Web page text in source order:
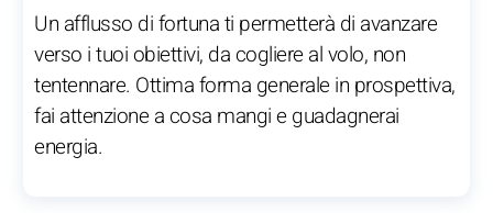
Un afflusso di fortuna ti permetterà di avanzare
verso i tuoi obiettivi, da cogliere al volo, non
tentennare. Ottima forma generale in prospettiva,
fai attenzione a cosa mangi e guadagnerai
energia.